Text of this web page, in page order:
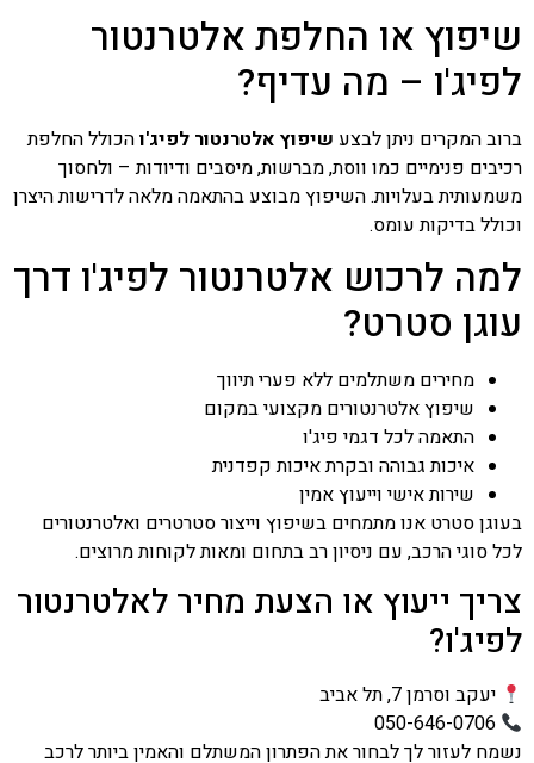
שיפוץ או החלפת אלטרנטור
לפיג'ו – מה עדיף?
ברוב המקרים ניתן לבצע שיפוץ אלטרנטור לפיג'והכולל החלפת
רכיבים פנימיים כמו ווסת, מברשות, מיסבים ודיודות – ולחסוך
משמעותית בעלויות. השיפוץ מבוצע בהתאמה מלאה לדרישות היצרן
וכולל בדיקות עומס.
למה לרכוש אלטרנטור לפיג'ו דרך
עוגן סטרט?
מחירים משתלמים ללא פערי תיווך
שיפוץ אלטרנטורים מקצועי במקום
התאמה לכל דגמי פיג'ו
איכות גבוהה ובקרת איכות קפדנית
שירות אישי וייעוץ אמין
בעוגן סטרט אנו מתמחים בשיפוץ וייצור סטרטרים ואלטרנטורים
לכל סוגי הרכב, עם ניסיון רב בתחום ומאות לקוחות מרוצים.
צריך ייעוץ או הצעת מחיר לאלטרנטור
לפיג'ו?
יעקב וסרמן 7, תל אביב
050-646-0706
נשמח לעזור לך לבחור את הפתרון המשתלם והאמין ביותר לרכב